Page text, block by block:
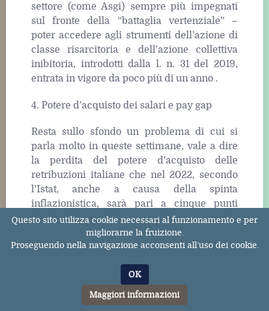
settore (come Asgi) sempre più impegnati
sul fronte della “battaglia vertenziale” –
poter accedere agli strumenti dell’azione di
classe risarcitoria e dell’azione collettiva
inibitoria, introdotti dalla l. n. 31 del 2019,
entrata in vigore da poco più di un anno .
4. Potere d’acquisto dei salari e pay gap
Resta sullo sfondo un problema di cui si
parla molto in queste settimane, vale a dire
la perdita del potere d’acquisto delle
retribuzioni italiane che nel 2022, secondo
l’Istat, anche a causa della spinta
inflazionistica, sarà pari a cinque punti
percentuali. Colpiscono inoltre i dati circolati
di recente secondo cui, dal 1990 al 2020, il
salario medio annuale è aumentato in tutti i
33% della Germania, al 31,10% della Francia,
al 6,20% della Spagna sino a percentuali
superiori al 200% per i paesi baltici mentre
Questo sito utilizza cookie necessari al funzionamento e per
migliorarne la fruizione.
Proseguendo nella navigazione acconsenti all’uso dei cookie.
OK
Maggiori informazioni